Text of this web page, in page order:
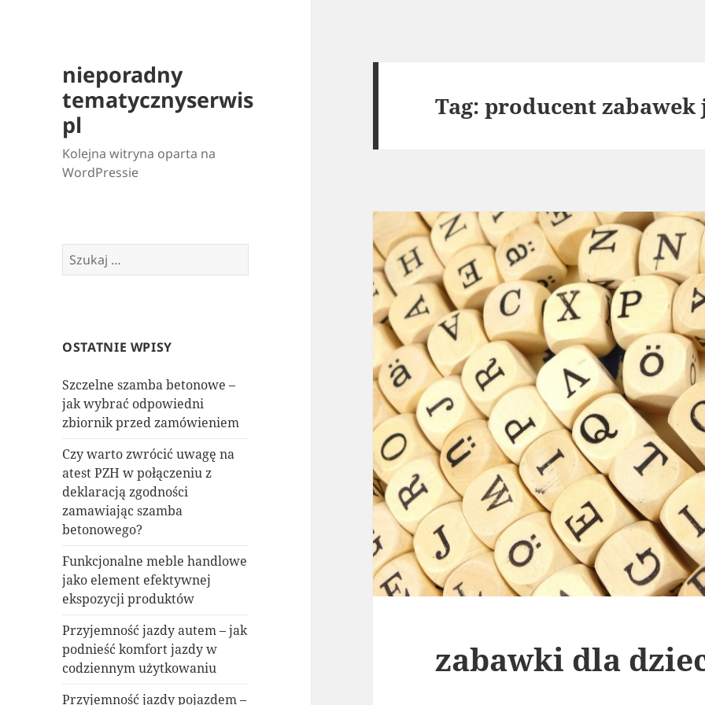
nieporadny
tematycznyserwis
pl
Kolejna witryna oparta na
WordPressie
Szukaj:
OSTATNIE WPISY
Szczelne szamba betonowe –
jak wybrać odpowiedni
zbiornik przed zamówieniem
Czy warto zwrócić uwagę na
atest PZH w połączeniu z
deklaracją zgodności
zamawiając szamba
betonowego?
Funkcjonalne meble handlowe
jako element efektywnej
ekspozycji produktów
Przyjemność jazdy autem – jak
podnieść komfort jazdy w
codziennym użytkowaniu
Przyjemność jazdy pojazdem –
Tag:producent zabawek
zabawki dla